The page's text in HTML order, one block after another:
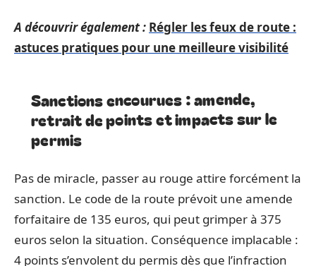
A découvrir également : Régler les feux de route :
astuces pratiques pour une meilleure visibilité
Sanctions encourues : amende,
retrait de points et impacts sur le
permis
Pas de miracle, passer au rouge attire forcément la
sanction. Le code de la route prévoit une amende
forfaitaire de 135 euros, qui peut grimper à 375
euros selon la situation. Conséquence implacable :
4 points s’envolent du permis dès que l’infraction